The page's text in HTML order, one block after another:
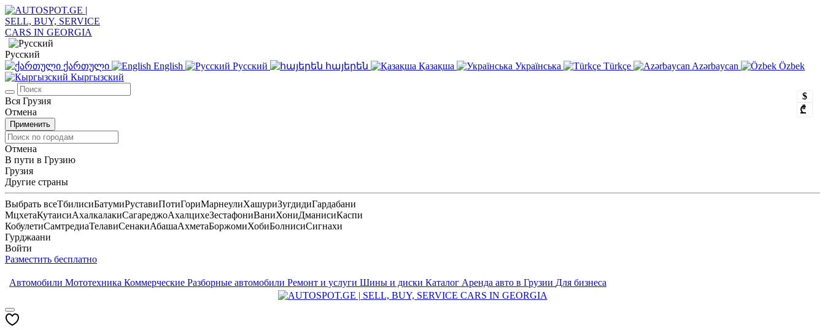
Русский
ქართული
English Русский հայերեն Қазақша Українська Türkçe Azərbaycan
Özbek
Кыргызский
$
₾
Вся Грузия
Отмена
Применить
Отмена
В пути в Грузию
Грузия
Другие страны
Выбрать всеТбилисиБатумиРуставиПотиГориМарнеулиХашуриЗугдидиГардабани
МцхетаКутаисиАхалкалакиСагареджоАхалцихеЗестафониВаниХониДманисиКаспи
КобулетиСамтредиаТелавиСенакиАбашаАхметаБоржомиХобиБолнисиСигнахи
Гурджаани
Войти
Разместить бесплатно
Автомобили Мототехника Коммерческие Разборные автомобили Ремонт и услуги Шины и диски Каталог Аренда авто в Грузии Для бизнеса